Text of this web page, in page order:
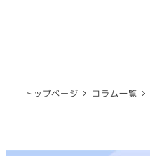
トップページ コラム一覧